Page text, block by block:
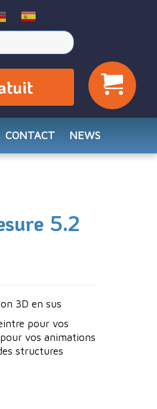
CONTACT NEWS
5.2
3D en sus
pour vos
vos animations
structures